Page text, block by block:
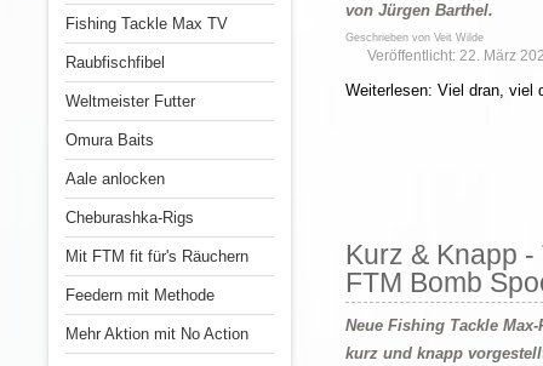
Fishing Tackle Max TV
Raubfischfibel
Weltmeister Futter
Omura Baits
Aale anlocken
Cheburashka-Rigs
Mit FTM fit für's Räuchern
Feedern mit Methode
Mehr Aktion mit No Action
von Jürgen Barthel.
Geschrieben von Veit Wilde
Veröffentlicht: 22. März
Weiterlesen: Viel dran, viel
Kurz & Knapp -
FTM Bomb
Neue Fishing Tackle
kurz und knapp